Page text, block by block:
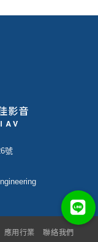
號
應用行業 聯絡我們